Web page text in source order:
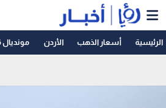
الرئيسية أسعار الذهب الأردن مونديال 2026